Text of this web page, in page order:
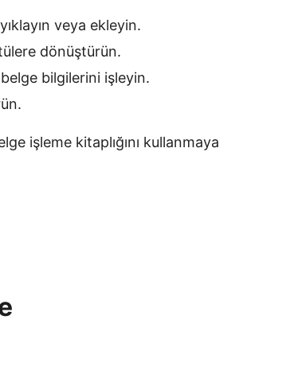
veya ekleyin.
dönüştürün.
bilgilerini işleyin.
işleme kitaplığını kullanmaya